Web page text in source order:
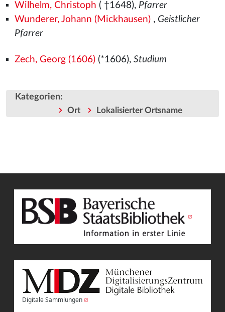
Wilhelm, Christoph ( †1648), Pfarrer
Wunderer, Johann (Mickhausen), Geistlicher
Pfarrer
Zech, Georg (1606)(*1606), Studium
Kategorien:
Ort Lokalisierter Ortsname
Digitale Sammlungen